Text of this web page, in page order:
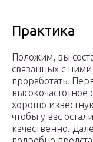
Практика
Положим, вы
связанных с
проработать.
высокочастотное
хорошо
чтобы у вас
качественно.